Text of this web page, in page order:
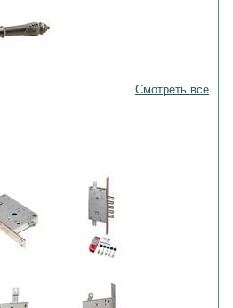
Смотреть все